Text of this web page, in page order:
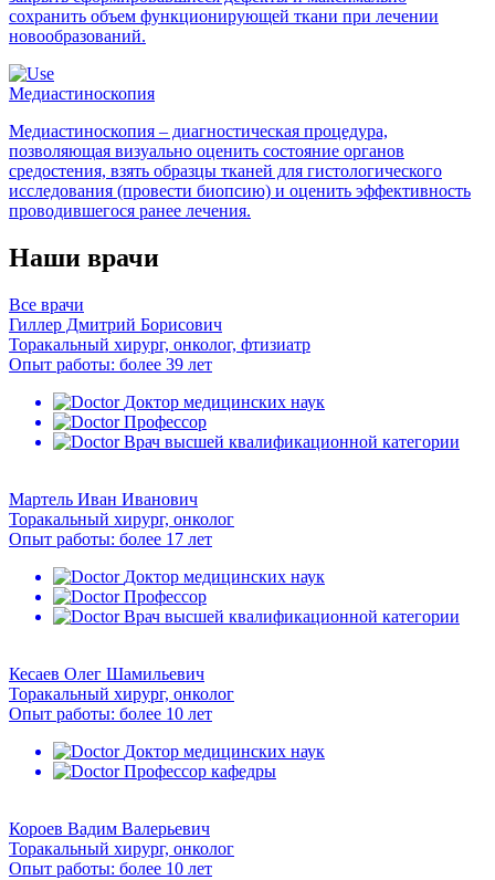
сохранить объем функционирующей ткани при лечении
новообразований.
Медиастиноскопия
Медиастиноскопия – диагностическая процедура,
позволяющая визуально оценить состояние органов
средостения, взять образцы тканей для гистологического
исследования (провести биопсию) и оценить эффективность
проводившегося ранее лечения.
Наши врачи
Все врачи
Гиллер Дмитрий Борисович
Торакальный хирург, онколог, фтизиатр
Опыт работы: более 39 лет
Доктор медицинских наук
Профессор
Врач высшей квалификационной категории
Мартель Иван Иванович
Торакальный хирург, онколог
Опыт работы: более 17 лет
Доктор медицинских наук
Профессор
Врач высшей квалификационной категории
Кесаев Олег Шамильевич
Торакальный хирург, онколог
Опыт работы: более 10 лет
Доктор медицинских наук
Профессор кафедры
Короев Вадим Валерьевич
Торакальный хирург, онколог
Опыт работы: более 10 лет